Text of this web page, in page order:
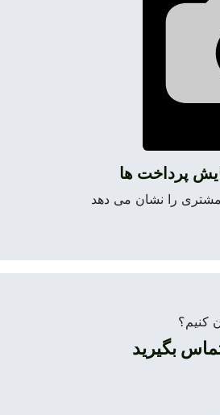
پرداخت ها
را نشان می دهد
کنیم؟
بگیرید